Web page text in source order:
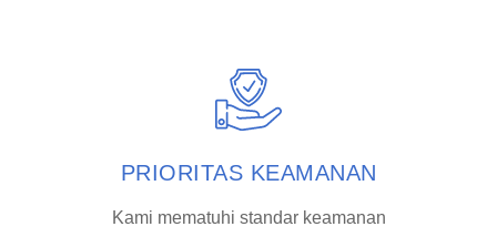
PRIORITAS KEAMANAN
Kami mematuhi standar keamanan